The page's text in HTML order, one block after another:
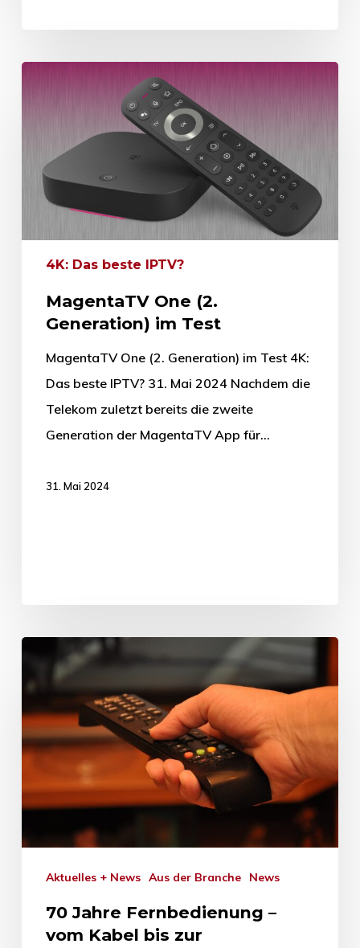
4K: Das beste IPTV?
MagentaTV One (2.
Generation) im Test
MagentaTV One (2. Generation) im Test 4K:
Das beste IPTV? 31. Mai 2024 Nachdem die
Telekom zuletzt bereits die zweite
Generation der MagentaTV App für…
31. Mai 2024
Aktuelles + News Aus der Branche News
70 Jahre Fernbedienung –
vom Kabel bis zur